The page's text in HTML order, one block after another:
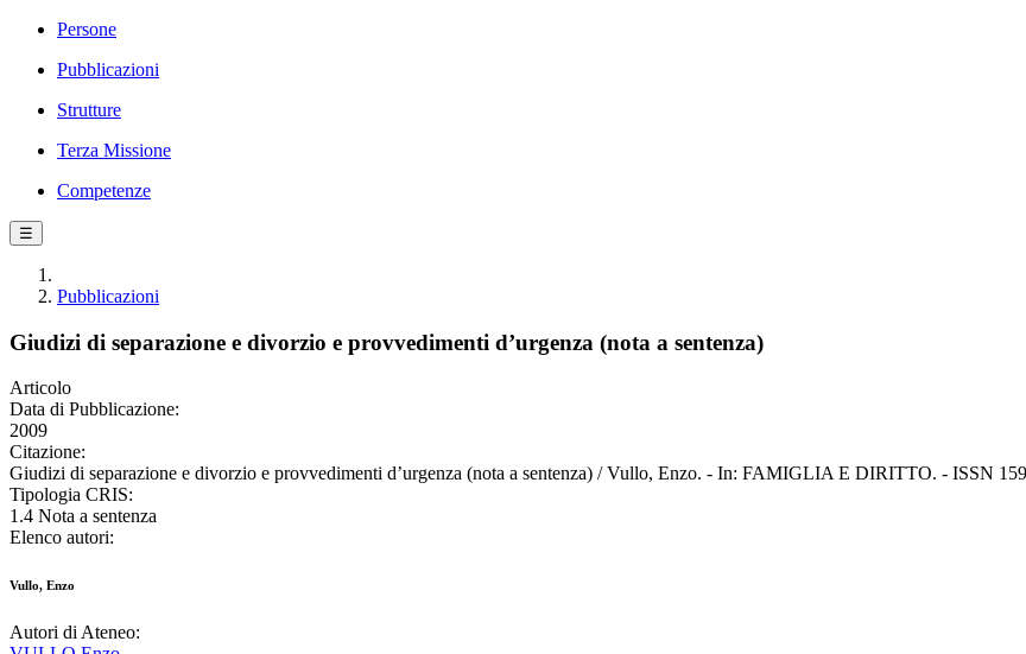
Persone
Pubblicazioni
Strutture
Terza Missione
Competenze
☰
Pubblicazioni
Giudizi di separazione e divorzio e provvedimenti d’urgenza (nota a sentenza)
Articolo
Data di Pubblicazione:
2009
Citazione:
Giudizi di separazione e divorzio e provvedimenti d’urgenza (nota a sentenza) / Vullo, Enzo. - In: FAMIGLIA E DIRITTO. - ISSN
Tipologia CRIS:
1.4 Nota a sentenza
Elenco autori:
Vullo, Enzo
Autori di Ateneo: